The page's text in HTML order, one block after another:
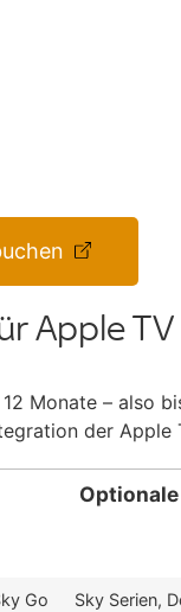
Apple TV
Monate – also
der Apple
Go
Sky Serien,